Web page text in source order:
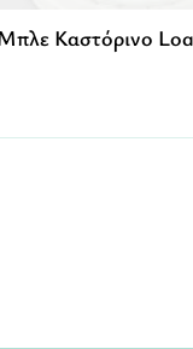
Καστόρινο